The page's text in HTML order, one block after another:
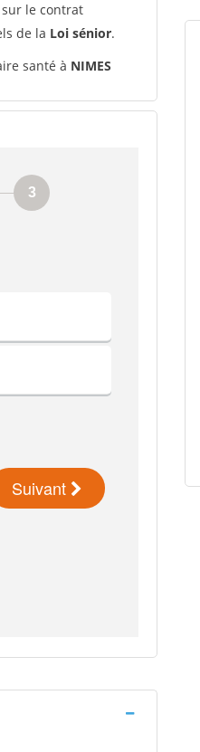
le contrat
de la Loi sénior.
santé à NIMES